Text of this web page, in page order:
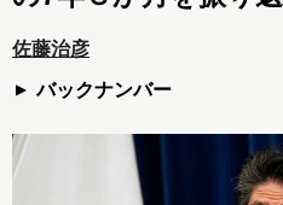
佐藤治彦
バックナンバー